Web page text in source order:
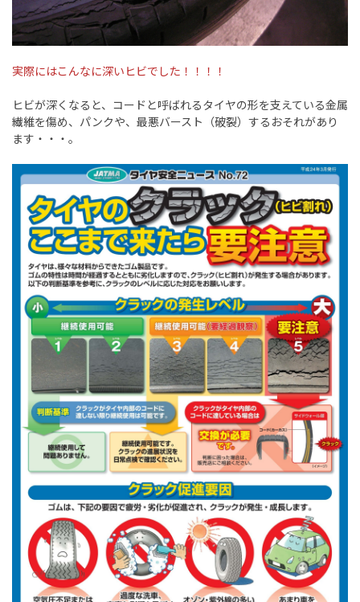
実際にはこんなに深いヒビでした！！！！
ヒビが深くなると、コードと呼ばれるタイヤの形を支えている金属
繊維を傷め、パンクや、最悪バースト（破裂）するおそれがあり
ます・・・。